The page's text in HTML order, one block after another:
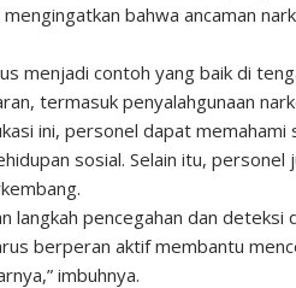
bahwa ancaman
menjadi contoh yang baik di
termasuk penyalahgunaan
ini, personel dapat
sosial. Selain itu,
langkah pencegahan dan deteksi
berperan aktif membantu
imbuhnya.